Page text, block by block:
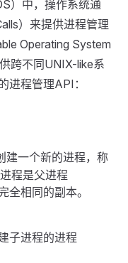
）中，操作系统通
）来提供进程管理
Operating System
跨不同UNIX-like系
进程管理API：
建一个新的进程，称
程是父进程
全相同的副本。
子进程的进程